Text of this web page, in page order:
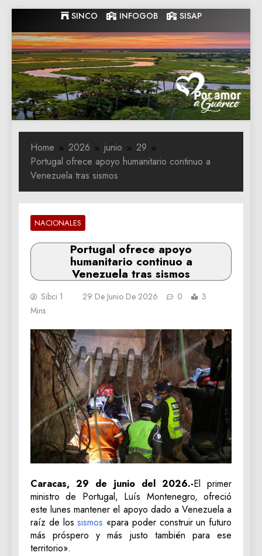
to
content
SINCO INFOGOB SISAP
Gobernacion
de Guarico
Gobernacion de Guarico
Home 2026 junio
29
Portugal ofrece apoyo humanitario continuo a
Venezuela tras sismos
NACIONALES
Portugal ofrece apoyo
humanitario continuo a
Venezuela tras sismos
Sibci 1 29 De Junio De 2026 0
3
Mins
Caracas, 29 de junio del 2026.-El primer
ministro de Portugal, Luís Montenegro, ofreció
este lunes mantener el apoyo dado a Venezuela a
raíz de lossismos «para poder construir un futuro
más próspero y más justo también para ese
territorio».